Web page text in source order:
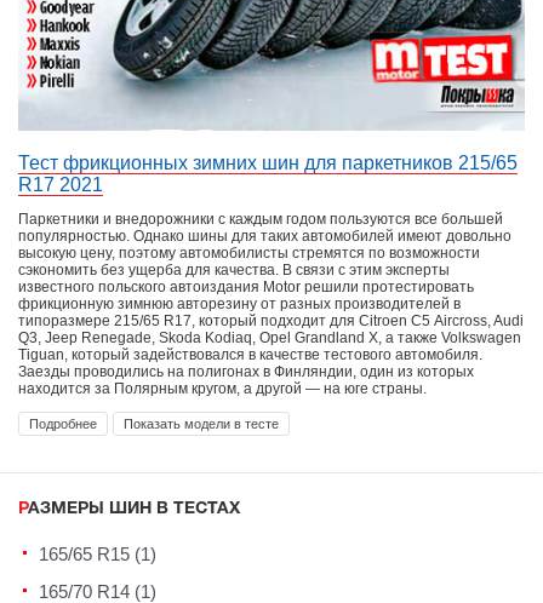
Тест фрикционных зимних шин для паркетников 215/65
R17 2021
Паркетники и внедорожники с каждым годом пользуются все большей
популярностью. Однако шины для таких автомобилей имеют довольно
высокую цену, поэтому автомобилисты стремятся по возможности
сэкономить без ущерба для качества. В связи с этим эксперты
известного польского автоиздания Motor решили протестировать
фрикционную зимнюю авторезину от разных производителей в
типоразмере 215/65 R17, который подходит для Citroen С5 Aircross, Audi
Q3, Jeep Renegade, Skoda Kodiaq, Opel Grandland X, а также Volkswagen
Tiguan, который задействовался в качестве тестового автомобиля.
Заезды проводились на полигонах в Финляндии, один из которых
находится за Полярным кругом, а другой — на юге страны.
Подробнее Показать модели в тесте
РАЗМЕРЫ ШИН В ТЕСТАХ
165/65 R15 (1)
165/70 R14 (1)